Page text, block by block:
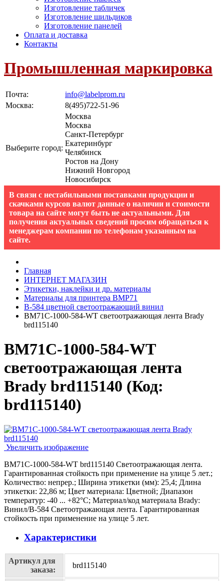
Изготовление табличек
Изготовление шильдиков
Изготовление панелей
Оплата и доставка
Контакты
Промышленная маркировка
Почта:
info@labelprom.ru
Москва: 8(495)722-51-96
Выберите город:
Москва
Москва
Санкт-Петербург
Екатеринбург
Челябинск
Ростов на Дону
Нижний Новгород
Новосибирск
В связи с нестабильными поставками продукции и
скачками курсов валют данные о наличии и стоимости
товара на сайте могут быть не актуальными. Для
получения актуальных сведений просим обращаться к
менеджерам компании по телефонам указанным на
сайте.
Главная
ИНТЕРНЕТ МАГАЗИН
Этикетки, наклейки и др. материалы
Материалы для принтера BMP71
B-584 цветной cветоотражающий винил
BM71C-1000-584-WT cветоотражающая лента Brady
brd115140
BM71C-1000-584-WT
cветоотражающая лента
Brady brd115140 (Код:
brd115140)
Увеличить изображение
BM71C-1000-584-WT brd115140 Светоотражающая лента.
Гарантированная стойкость при применение на улице 5 лет.;
Количество: непрер.; Ширина этикетки (мм): 25,4; Длина
этикетки: 22,86 м; Цвет материала: Цветной; Диапазон
температур: -40 ... +82°С; Материал/код материала Brady:
Винил/В-584 Светоотражающая лента. Гарантированная
стойкость при применение на улице 5 лет.
Характеристики
Артикул для
заказа:
brd115140